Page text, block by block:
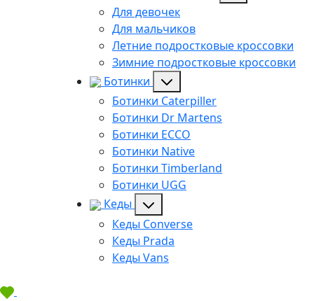
Для девочек
Для мальчиков
Летние подростковые кроссовки
Зимние подростковые кроссовки
Ботинки
Ботинки Caterpiller
Ботинки Dr Martens
Ботинки ECCO
Ботинки Native
Ботинки Timberland
Ботинки UGG
Кеды
Кеды Converse
Кеды Prada
Кеды Vans